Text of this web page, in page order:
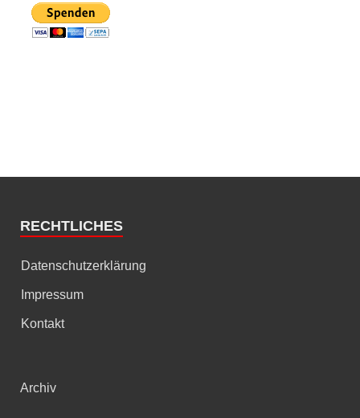
RECHTLICHES
Datenschutzerklärung
Impressum
Kontakt
Archiv